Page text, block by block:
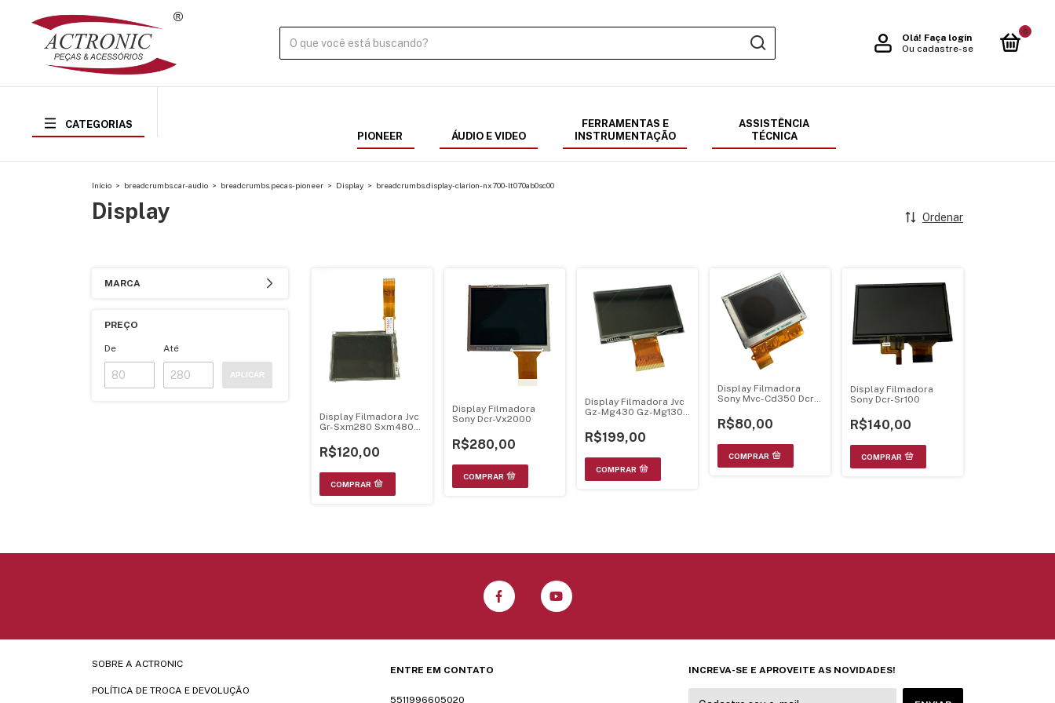
Olá! Faça login
Ou cadastre-se
0
CATEGORIAS
PIONEER
ÁUDIO E VIDEO
FERRAMENTAS E
INSTRUMENTAÇÃO
ASSISTÊNCIA
TÉCNICA
Início > breadcrumbs.car-audio > breadcrumbs.pecas-pioneer > Display > breadcrumbs.display-clarion-nx700-lt070ab0sc00
Display Ordenar
MARCA
PREÇO
De Até
APLICAR
Display Filmadora Jvc
Gr-Sxm280 Sxm480
R$120,00
Display Filmadora
Sony Dcr-Vx2000
R$280,00
Display Filmadora Jvc
Gz-Mg430 Gz-Mg130
R$199,00
Display Filmadora
Sony Mvc-Cd350 Dcr-
R$80,00
Display Filmadora
Sony Dcr-Sr100
R$140,00
SOBRE A ACTRONIC
POLÍTICA DE TROCA E DEVOLUÇÃO
ENTRE EM CONTATO
5511996605020
INCREVA-SE E APROVEITE AS NOVIDADES!